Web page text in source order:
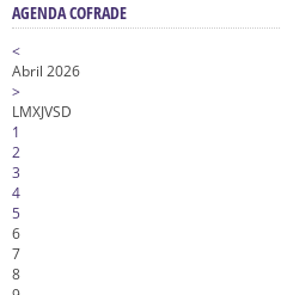
AGENDA COFRADE
<
Abril 2026
>
LMXJVSD
1
2
3
4
5
6
7
8